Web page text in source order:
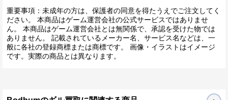
重要事項：未成年の方は、保護者の同意を得たうえでご注文してく
ださい。 本商品はゲーム運営会社の公式サービスではありませ
ん。 本商品はゲーム運営会社とは無関係で、承認を受けた物では
ありません。 記載されているメーカー名、サービス名などは、一
般に各社の登録商標または商標です。 画像・イラストはイメージ
です。実際の商品とは異なります。